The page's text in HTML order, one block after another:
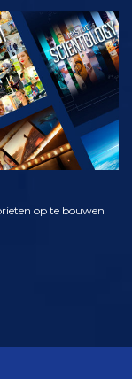
VERKEN DE
SERIE
op te bouwen